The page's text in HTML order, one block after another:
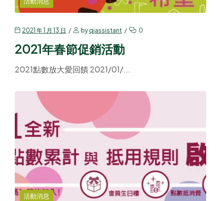
2021 年 1 月 13 日 byqjassistant 0
2021年春節促銷活動
2021點數放大愛回饋 2021/01/...
活動消息